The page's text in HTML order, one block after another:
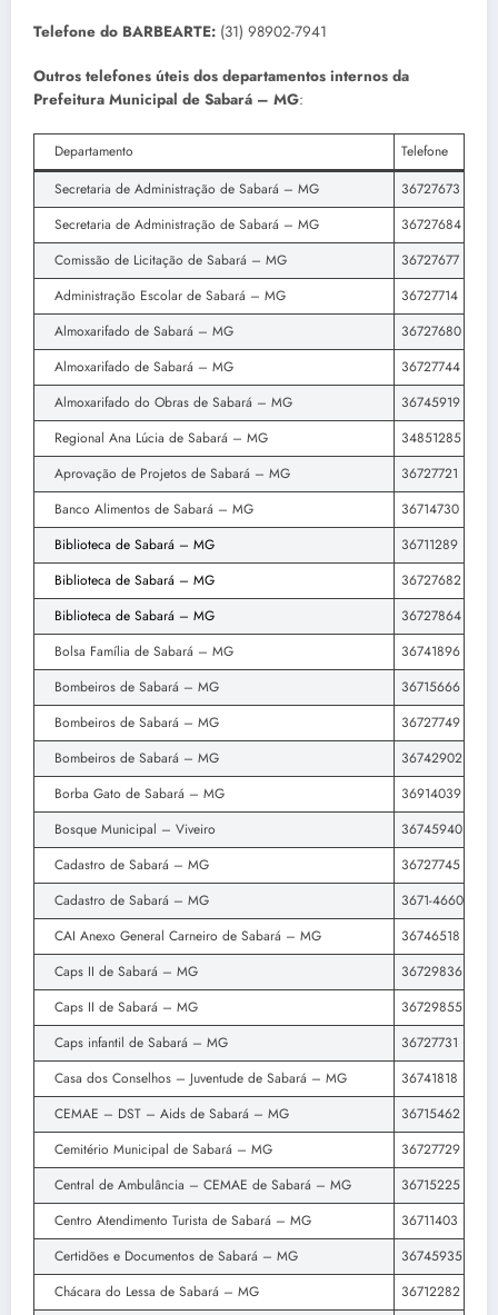
Telefone do BARBEARTE: (31) 98902-7941
Outros telefones úteis dos departamentos internos da
Prefeitura Municipal de Sabará – MG:
Departamento
Telefone
Secretaria de Administração de Sabará – MG
36727673
Secretaria de Administração de Sabará – MG
36727684
Comissão de Licitação de Sabará – MG
36727677
Administração Escolar de Sabará – MG
36727714
Almoxarifado de Sabará – MG
36727680
Almoxarifado de Sabará – MG
36727744
Almoxarifado do Obras de Sabará – MG
36745919
Regional Ana Lúcia de Sabará – MG
34851285
Aprovação de Projetos de Sabará – MG
36727721
Banco Alimentos de Sabará – MG
36714730
Biblioteca de Sabará – MG
36711289
Biblioteca de Sabará – MG
36727682
Biblioteca de Sabará – MG
36727864
Bolsa Família de Sabará – MG
36741896
Bombeiros de Sabará – MG
36715666
Bombeiros de Sabará – MG
36727749
Bombeiros de Sabará – MG
36742902
Borba Gato de Sabará – MG
36914039
Bosque Municipal – Viveiro
36745940
Cadastro de Sabará – MG
36727745
Cadastro de Sabará – MG
3671-4660
CAI Anexo General Carneiro de Sabará – MG
36746518
Caps II de Sabará – MG
36729836
Caps II de Sabará – MG
36729855
Caps infantil de Sabará – MG
36727731
Casa dos Conselhos – Juventude de Sabará – MG
36741818
CEMAE – DST – Aids de Sabará – MG
36715462
Cemitério Municipal de Sabará – MG
36727729
Central de Ambulância – CEMAE de Sabará – MG
36715225
Centro Atendimento Turista de Sabará – MG
36711403
Certidões e Documentos de Sabará – MG
36745935
Chácara do Lessa de Sabará – MG
36712282